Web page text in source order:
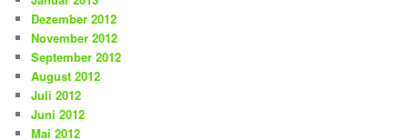
Dezember 2012
November 2012
September 2012
August 2012
Juli 2012
Juni 2012
Mai 2012